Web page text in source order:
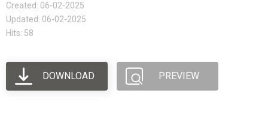
Created: 06-02-2025
Updated: 06-02-2025
Hits: 58
DOWNLOAD PREVIEW